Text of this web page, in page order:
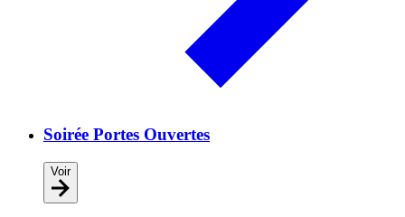
Soirée Portes Ouvertes
Voir